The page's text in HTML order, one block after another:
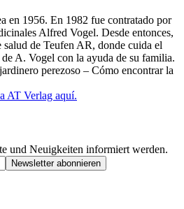
en 1956. En 1982 fue contratado por
Alfred Vogel. Desde entonces,
salud de Teufen AR, donde cuida el
A. Vogel con la ayuda de su familia.
perezoso – Cómo encontrar la
AT Verlag aquí.
und Neuigkeiten informiert werden.